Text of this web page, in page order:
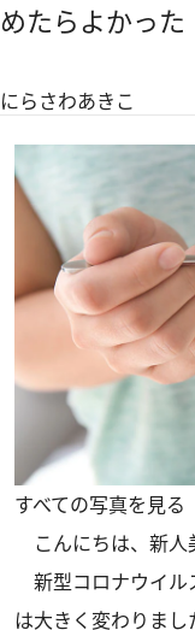
めたらよかった
にらさわあきこ
すべての写真を見る
こんにちは、新人
新型コロナウイル
は大きく変わりま